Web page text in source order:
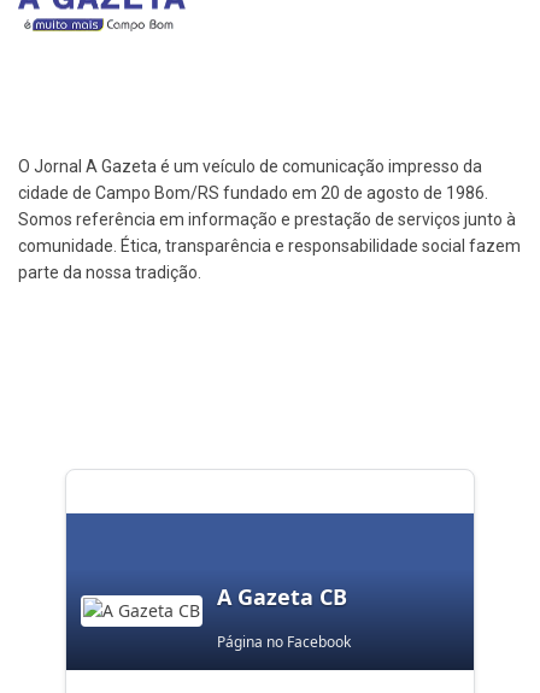
O Jornal A Gazeta é um veículo de comunicação impresso da
cidade de Campo Bom/RS fundado em 20 de agosto de 1986.
Somos referência em informação e prestação de serviços junto à
comunidade. Ética, transparência e responsabilidade social fazem
parte da nossa tradição.
A Gazeta CB
Página no Facebook